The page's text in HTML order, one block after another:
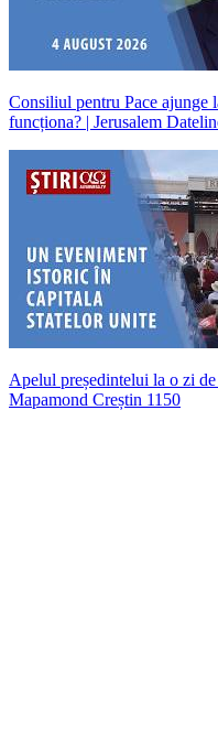
Consiliul pentru Pace ajunge
funcționa? | Jerusalem
Apelul președintelui la o zi
Mapamond Creștin 1150